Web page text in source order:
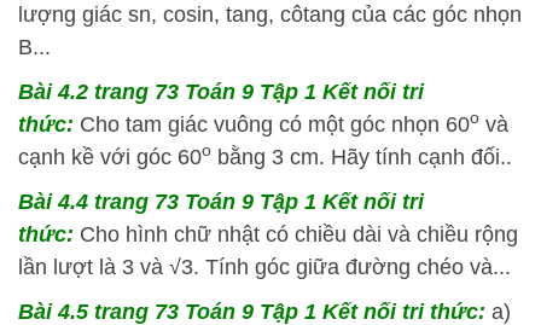
lượng giác sn, cosin, tang, côtang của các góc nhọn
B...
Bài 4.2 trang 73 Toán 9 Tập 1 Kết nối tri
thức: Cho tam giác vuông có một góc nhọn 60o và
cạnh kề với góc 60o bằng 3 cm. Hãy tính cạnh đối..
Bài 4.4 trang 73 Toán 9 Tập 1 Kết nối tri
thức: Cho hình chữ nhật có chiều dài và chiều rộng
lần lượt là 3 và √3. Tính góc giữa đường chéo và...
Bài 4.5 trang 73 Toán 9 Tập 1 Kết nối tri thức: a)